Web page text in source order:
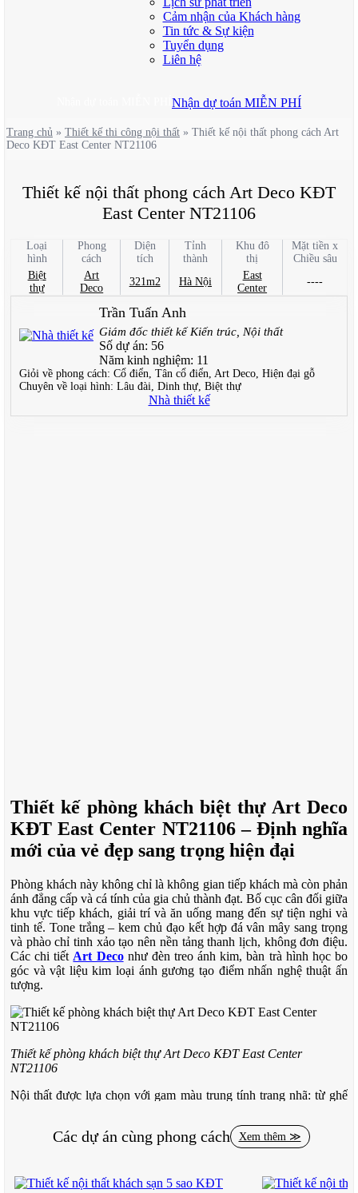
Cảm nhận của Khách hàng
Tin tức & Sự kiện
Tuyển dụng
Liên hệ
Nhận dự toán MIỄN PHÍ
Trang chủ » Thiết kế thi công nội thất » Thiết kế nội thất phong cách Art
Deco KĐT East Center NT21106
Thiết kế nội thất phong cách Art Deco KĐT
East Center NT21106
Loại
hình
Biệt
thự
Phong
cách
Art
Deco
Diện
tích
321m2
Tỉnh
thành
Hà Nội
Khu đô
thị
East
Center
Mặt tiền x
Chiều sâu
----
Trần Tuấn Anh
Giám đốc thiết kế Kiến trúc, Nội thất
Số dự án: 56
Năm kinh nghiệm: 11
Giỏi về phong cách: Cổ điển, Tân cổ điển, Art Deco, Hiện đại gỗ
Chuyên về loại hình: Lâu đài, Dinh thự, Biệt thự
Nhà thiết kế
Thiết kế phòng khách biệt thự Art Deco
KĐT East Center NT21106 – Định nghĩa
mới của vẻ đẹp sang trọng hiện đại
Phòng khách này không chỉ là không gian tiếp khách mà còn phản
ánh đẳng cấp và cá tính của gia chủ thành đạt. Bố cục cân đối giữa
khu vực tiếp khách, giải trí và ăn uống mang đến sự tiện nghi và
tinh tế. Tone trắng – kem chủ đạo kết hợp đá vân mây sang trọng
và phào chỉ tinh xảo tạo nên nền tảng thanh lịch, không đơn điệu.
Các chi tiết Art Deconhư đèn treo ánh kim, bàn trà hình học bo
góc và vật liệu kim loại ánh gương tạo điểm nhấn nghệ thuật ấn
tượng.
Thiết kế phòng khách biệt thự Art Deco KĐT East Center
NT21106
Nội thất được lựa chọn với gam màu trung tính trang nhã: từ ghế
tất cả đều góp phần tạo nên không gian hoàn hảo. Rèm cửa cao
kịch trần màu xám không chỉ tối ưu ánh sáng mà còn làm nổi bật
Ánh sáng được phân bổ khéo léo qua đèn trần âm tường và đèn
Các dự án cùng phong cách Xem thêm ≫